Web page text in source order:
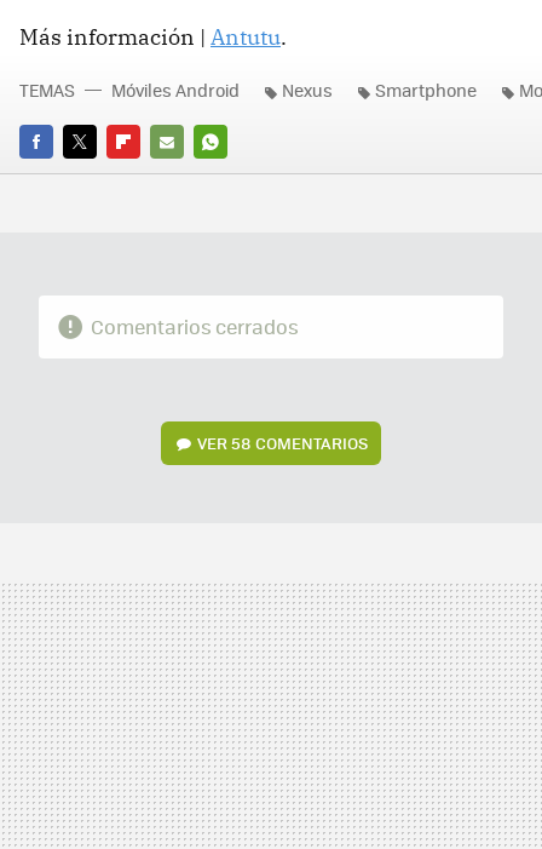
Más información | Antutu.
FACEBOOK
TWITTERFLIPBOARD
E-
WHATSAPP
TEMAS Móviles Android Nexus Smartphone
Comentarios cerrados
VER58 COMENTARIOS